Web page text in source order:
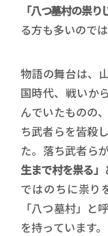
「八つ墓村の祟り
る方も多いので
物語の舞台は、
国時代、戦いか
んでいたものの
ち武者らを皆殺
た。落ち武者ら
生まで村を祟る」
ではのちに祟り
「八つ墓村」
を持っています。